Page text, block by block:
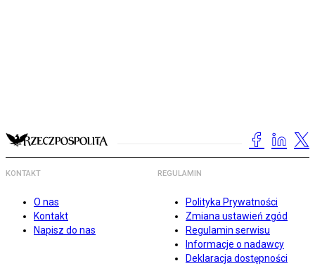
KONTAKT
O nas
Kontakt
Napisz do nas
REGULAMIN
Polityka Prywatności
Zmiana ustawień zgód
Regulamin serwisu
Informacje o nadawcy
Deklaracja dostępności